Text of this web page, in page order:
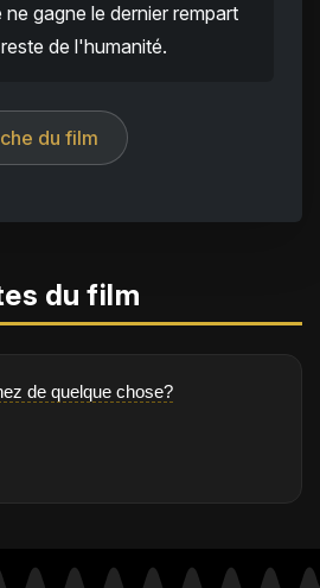
gagne le dernier rempart
de l'humanité.
du film
du film
de quelque chose?